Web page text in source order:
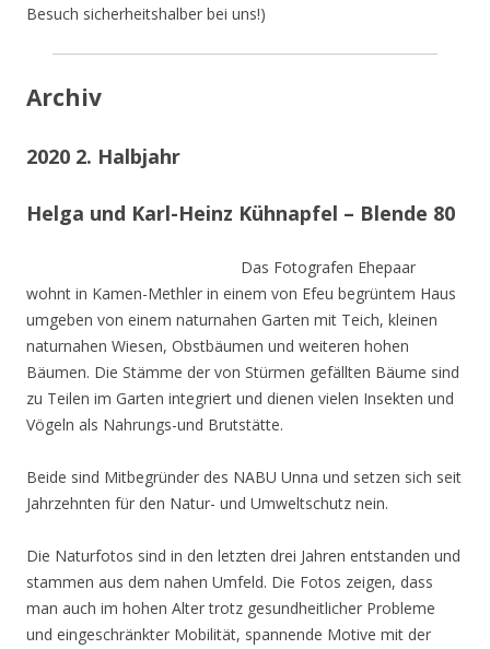
Besuch sicherheitshalber bei uns!)
Archiv
2020 2. Halbjahr
Helga und Karl-Heinz Kühnapfel – Blende 80
Das Fotografen Ehepaar
wohnt in Kamen-Methler in einem von Efeu begrüntem Haus
umgeben von einem naturnahen Garten mit Teich, kleinen
naturnahen Wiesen, Obstbäumen und weiteren hohen
Bäumen. Die Stämme der von Stürmen gefällten Bäume sind
zu Teilen im Garten integriert und dienen vielen Insekten und
Vögeln als Nahrungs-und Brutstätte.
Beide sind Mitbegründer des NABU Unna und setzen sich seit
Jahrzehnten für den Natur- und Umweltschutz nein.
Die Naturfotos sind in den letzten drei Jahren entstanden und
stammen aus dem nahen Umfeld. Die Fotos zeigen, dass
man auch im hohen Alter trotz gesundheitlicher Probleme
und eingeschränkter Mobilität, spannende Motive mit der